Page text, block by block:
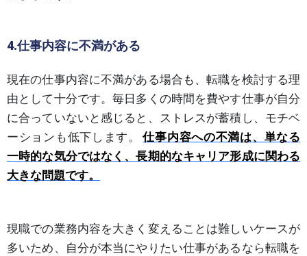
4.仕事内容に不満がある
現在の仕事内容に不満がある場合も、転職を検討する理
由として十分です。毎日多くの時間を費やす仕事が自分
に合っていないと感じると、ストレスが蓄積し、モチベ
ーションも低下します。
仕事内容への不満は、単なる
一時的な気分ではなく、長期的なキャリア形成に関わる
大きな問題です。
現職での業務内容を大きく変えることは難しいケースが
多いため、自分が本当にやりたい仕事があるなら転職を